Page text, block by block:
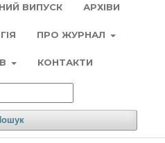
ВИПУСК АРХІВИ
ПРО ЖУРНАЛ
КОНТАКТИ